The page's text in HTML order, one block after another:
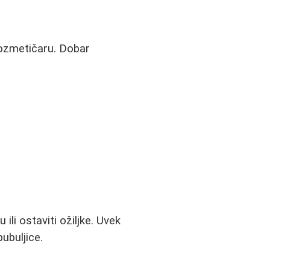
Dobar
ili ostaviti ožiljke. Uvek